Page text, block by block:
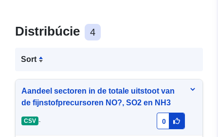
Distribúcie 4
Sort
Aandeel sectoren in de totale uitstoot van
de fijnstofprecursoren NO?, SO2 en NH3
CSV - 0